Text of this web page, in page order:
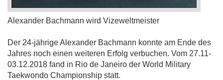
Alexander Bachmann wird Vizeweltmeister
Der 24-jährige Alexander Bachmann konnte am Ende des
Jahres noch einen weiteren Erfolg verbuchen. Vom 27.11-
03.12.2018 fand in Rio de Janeiro der World Military
Taekwondo Championship statt.